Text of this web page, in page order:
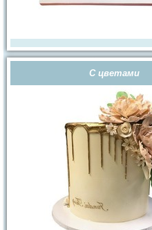
С цветами